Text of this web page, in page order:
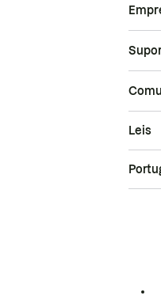
Leis